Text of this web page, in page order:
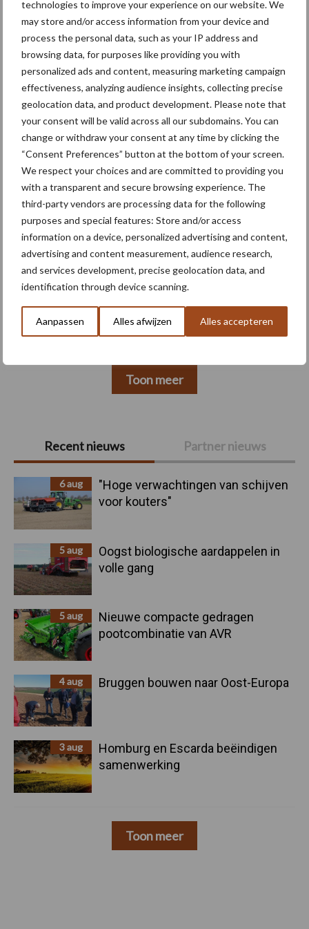
technologies to improve your experience on our website. We
may store and/or access information from your device and
process the personal data, such as your IP address and
browsing data, for purposes like providing you with
personalized ads and content, measuring marketing campaign
effectiveness, analyzing audience insights, collecting precise
geolocation data, and product development. Please note that
your consent will be valid across all our subdomains. You can
change or withdraw your consent at any time by clicking the
“Consent Preferences” button at the bottom of your screen.
We respect your choices and are committed to providing you
with a transparent and secure browsing experience. The
third-party vendors are processing data for the following
purposes and special features: Store and/or access
information on a device, personalized advertising and content,
advertising and content measurement, audience research,
and services development, precise geolocation data, and
identification through device scanning.
Aanpassen Alles afwijzen Alles accepteren
Primaire
Sidebar
Recent nieuws Partner nieuws
6 aug
"Hoge verwachtingen van schijven
voor kouters"
5 aug
Oogst biologische aardappelen in
volle gang
5 aug
Nieuwe compacte gedragen
pootcombinatie van AVR
4 aug Bruggen bouwen naar Oost-Europa
3 aug
Homburg en Escarda beëindigen
samenwerking
Toon meer
kwaliteit, maar minder kilo’s
Afzetprijzen landbouw
sterker afgenomen dan
inkoopprijzen
Themapagina's
Machines Duurzaamheid
Aardappelrassen Aardappelprijs
Toon meer